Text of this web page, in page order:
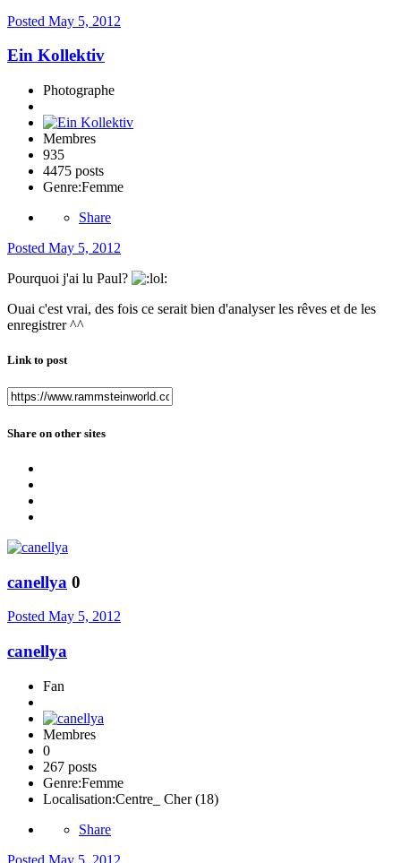
Posted May 5, 2012
Ein Kollektiv
Photographe
Membres
935
4475 posts
Genre:Femme
Share
Posted May 5, 2012
Pourquoi j'ai lu Paul?
Ouai c'est vrai, des fois ce serait bien d'analyser les rêves et de les
enregistrer ^^
Link to post
Share on other sites
canellya 0
Posted May 5, 2012
canellya
Fan
Membres
0
267 posts
Genre:Femme
Localisation:Centre_ Cher (18)
Share
Posted May 5, 2012